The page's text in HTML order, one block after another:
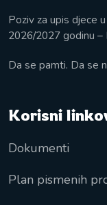
Poziv za upis djece
2026/2027 godinu –
Da se pamti. Da se
Korisni
Dokumenti
Plan pismenih